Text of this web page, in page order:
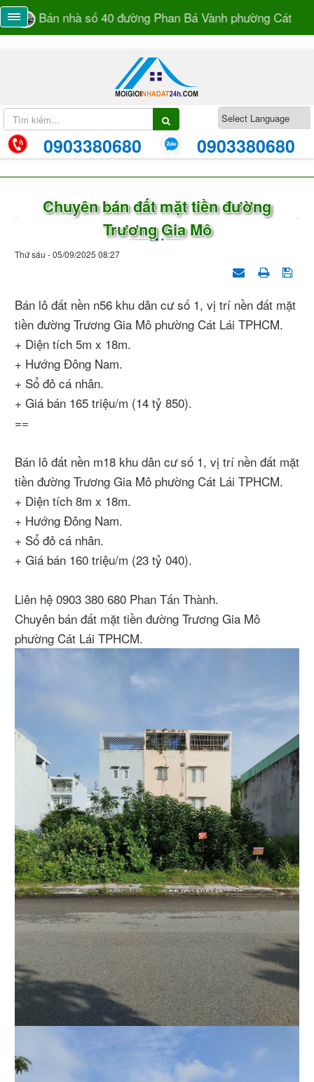
Bán nhà số 40 đường Phan Bá Vành phường Cát Lái
0903380680 0903380680
Chuyên bán đất mặt tiền đường
Trương Gia Mô
Thứ sáu - 05/09/2025 08:27
Bán lô đất nền n56 khu dân cư số 1, vị trí nền đất mặt
tiền đường Trương Gia Mô phường Cát Lái TPHCM.
+ Diện tích 5m x 18m.
+ Hướng Đông Nam.
+ Sổ đỏ cá nhân.
+ Giá bán 165 triệu/m (14 tỷ 850).
==
Bán lô đất nền m18 khu dân cư số 1, vị trí nền đất mặt
tiền đường Trương Gia Mô phường Cát Lái TPHCM.
+ Diện tích 8m x 18m.
+ Hướng Đông Nam.
+ Sổ đỏ cá nhân.
+ Giá bán 160 triệu/m (23 tỷ 040).
Liên hệ 0903 380 680 Phan Tấn Thành.
Chuyên bán đất mặt tiền đường Trương Gia Mô
phường Cát Lái TPHCM.